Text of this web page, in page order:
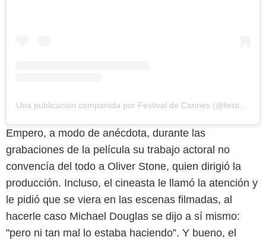
Una publicación compartida por Festival de Cannes (@festivaldecannes)
Empero, a modo de anécdota, durante las
grabaciones de la película su trabajo actoral no
convencía del todo a Oliver Stone, quien dirigió la
producción. Incluso, el cineasta le llamó la atención y
le pidió que se viera en las escenas filmadas, al
hacerle caso Michael Douglas se dijo a sí mismo:
"pero ni tan mal lo estaba haciendo”. Y bueno, el